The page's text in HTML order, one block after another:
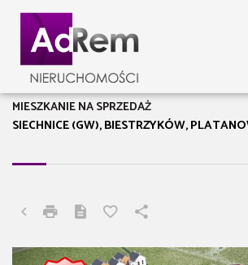
SIECHNICE (GW), BIESTRZYKÓW,
MIESZKANIE NA SPRZEDAŻ